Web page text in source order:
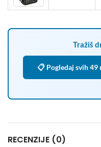
Tražiš
📋 Pogledaj svih
RECENZIJE (0)